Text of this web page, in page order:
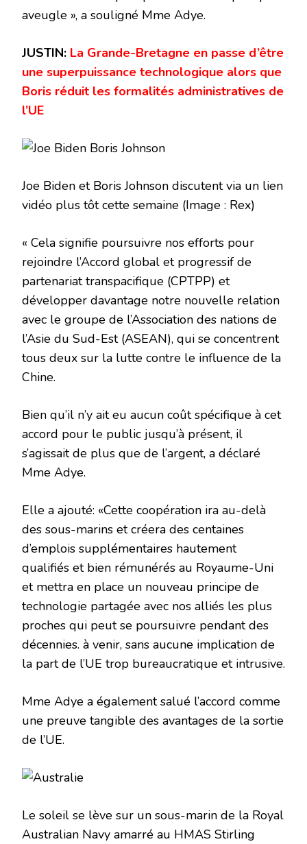
aveugle », a souligné Mme Adye.
JUSTIN: La Grande-Bretagne en passe d’être
une superpuissance technologique alors que
Boris réduit les formalités administratives de
l’UE
Joe Biden et Boris Johnson discutent via un lien
vidéo plus tôt cette semaine (Image : Rex)
« Cela signifie poursuivre nos efforts pour
rejoindre l’Accord global et progressif de
partenariat transpacifique (CPTPP) et
développer davantage notre nouvelle relation
avec le groupe de l’Association des nations de
l’Asie du Sud-Est (ASEAN), qui se concentrent
tous deux sur la lutte contre le influence de la
Chine.
Bien qu’il n’y ait eu aucun coût spécifique à cet
accord pour le public jusqu’à présent, il
s’agissait de plus que de l’argent, a déclaré
Mme Adye.
Elle a ajouté: «Cette coopération ira au-delà
des sous-marins et créera des centaines
d’emplois supplémentaires hautement
qualifiés et bien rémunérés au Royaume-Uni
et mettra en place un nouveau principe de
technologie partagée avec nos alliés les plus
proches qui peut se poursuivre pendant des
décennies. à venir, sans aucune implication de
la part de l’UE trop bureaucratique et intrusive.
Mme Adye a également salué l’accord comme
une preuve tangible des avantages de la sortie
de l’UE.
Le soleil se lève sur un sous-marin de la Royal
Australian Navy amarré au HMAS Stirling